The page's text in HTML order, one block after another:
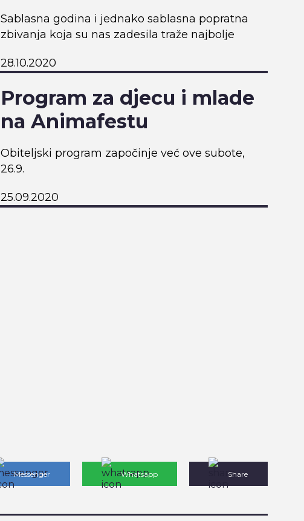
Sablasna godina i jednako sablasna popratna
zbivanja koja su nas zadesila traže najbolje
donosimo vam događanja koja možda niste
28.10.2020
Program za djecu i mlade
na Animafestu
Obiteljski program započinje već ove subote,
26.9.
25.09.2020
Messenger Whatsapp Share